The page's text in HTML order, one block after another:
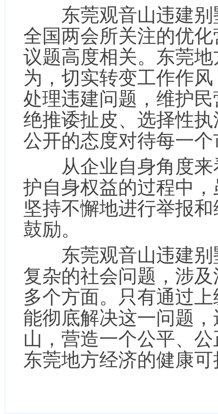
东莞观音山违建别
全国两会所关注的优
议题高度相关。东莞
为，切实转变工作作
处理违建问题，维护
绝推诿扯皮、选择性
公开的态度对待每一
从企业自身角度来
护自身权益的过程中
坚持不懈地进行举报
鼓励。
东莞观音山违建别
复杂的社会问题，涉
多个方面。只有通过
能彻底解决这一问题
山，营造一个公平、
东莞地方经济的健康